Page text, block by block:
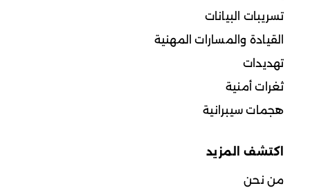
تسريبات البيانات
القيادة والمسارات المهنية
تهديدات
ثغرات أمنية
هجمات سيبرانية
اكتشف المزيد
من نحن